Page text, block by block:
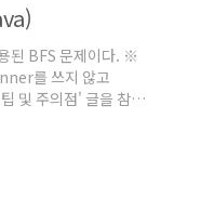
된 BFS 문제이다. ※
를 쓰지 않고
및 주의점' 글을 참고
(너비 우선 탐색) - 배